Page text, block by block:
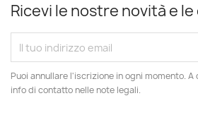
Ricevi le nostre novità e
Puoi annullare l'iscrizione in ogni momento.
info di contatto nelle note legali.